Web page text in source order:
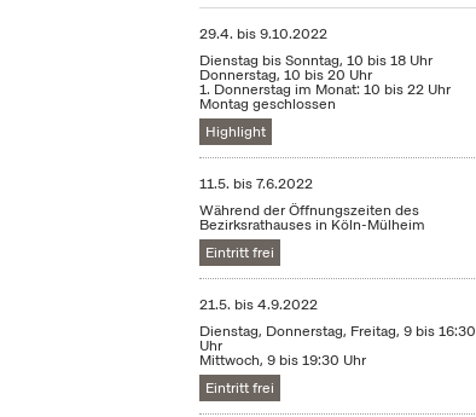
29.4. bis9.10.2022
Dienstag bis Sonntag, 10 bis 18 Uhr
Donnerstag, 10 bis 20 Uhr
1. Donnerstag im Monat: 10 bis 22 Uhr
Montag geschlossen
Highlight
11.5. bis7.6.2022
Während der Öffnungszeiten des
Bezirksrathauses in Köln-Mülheim
Eintritt frei
21.5. bis4.9.2022
Dienstag, Donnerstag, Freitag, 9 bis 16:30
Uhr
Mittwoch, 9 bis 19:30 Uhr
Eintritt frei